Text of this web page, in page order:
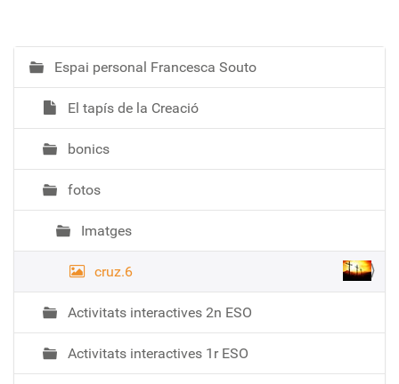
N
a
e
a
Espai personal Francesca Souto
El tapís de la Creació
bonics
fotos
Imatges
cruz.6
Activitats interactives 2n ESO
Activitats interactives 1r ESO